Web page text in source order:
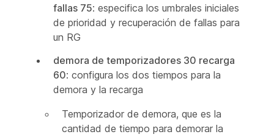
fallas 75: especifica los umbrales iniciales
de prioridad y recuperación de fallas para
un RG
demora de temporizadores 30 recarga
60: configura los dos tiempos para la
demora y la recarga
Temporizador de demora, que es la
cantidad de tiempo para demorar la